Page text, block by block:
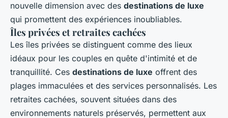
nouvelle dimension avec des destinations de luxe
qui promettent des expériences inoubliables.
Îles privées et retraites cachées
Les îles privées se distinguent comme des lieux
idéaux pour les couples en quête d'intimité et de
tranquillité. Ces destinations de luxe offrent des
plages immaculées et des services personnalisés. Les
retraites cachées, souvent situées dans des
environnements naturels préservés, permettent aux